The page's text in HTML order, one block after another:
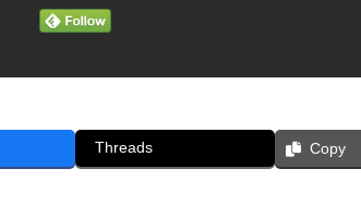
Threads Copy